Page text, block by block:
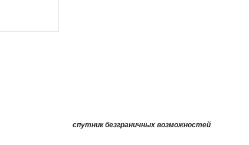
спутник безграничных возможностей